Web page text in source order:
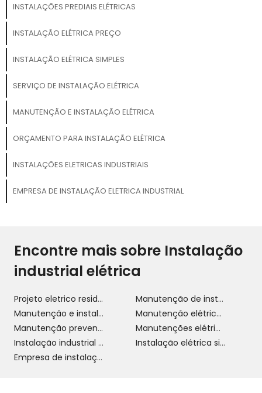
INSTALAÇÕES PREDIAIS ELÉTRICAS
INSTALAÇÃO ELÉTRICA PREÇO
INSTALAÇÃO ELÉTRICA SIMPLES
SERVIÇO DE INSTALAÇÃO ELÉTRICA
MANUTENÇÃO E INSTALAÇÃO ELÉTRICA
ORÇAMENTO PARA INSTALAÇÃO ELÉTRICA
INSTALAÇÕES ELETRICAS INDUSTRIAIS
EMPRESA DE INSTALAÇÃO ELETRICA INDUSTRIAL
Encontre mais sobre Instalação
industrial elétrica
Projeto eletrico residencial
Manutenção de instalações elétricas
Manutenção e instalação elétrica
Manutenção elétrica predial
Manutenção preventiva e corretiva instalações elétricas
Manutenções elétricas
Instalação industrial elétrica
Instalação elétrica simples
Empresa de instalação eletrica industrial